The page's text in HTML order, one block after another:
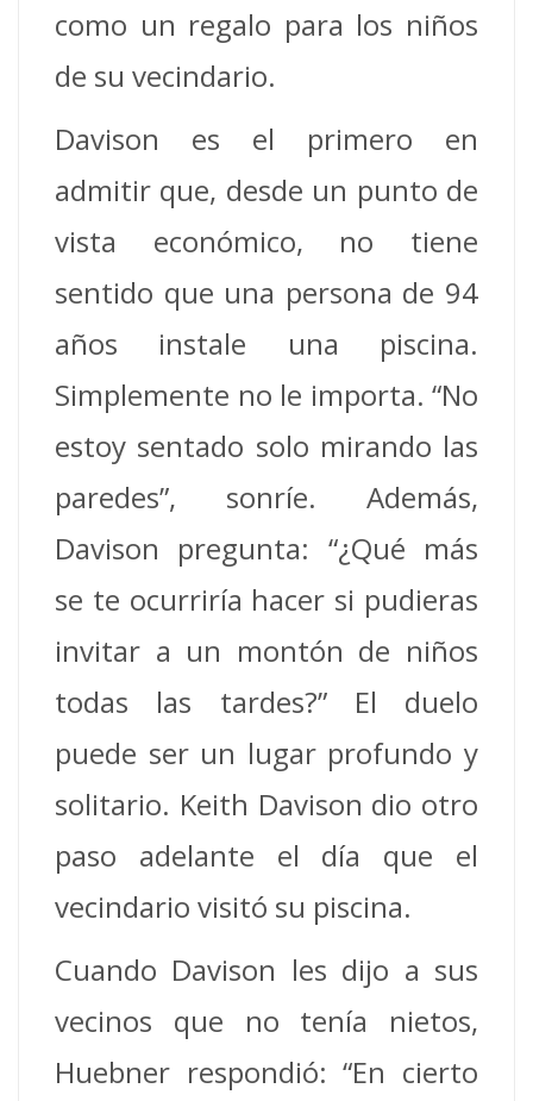
como un regalo para los niños
de su vecindario.
Davison es el primero en
admitir que, desde un punto de
vista económico, no tiene
sentido que una persona de 94
años instale una piscina.
Simplemente no le importa. “No
estoy sentado solo mirando las
paredes”, sonríe. Además,
Davison pregunta: “¿Qué más
se te ocurriría hacer si pudieras
invitar a un montón de niños
todas las tardes?” El duelo
puede ser un lugar profundo y
solitario. Keith Davison dio otro
paso adelante el día que el
vecindario visitó su piscina.
Cuando Davison les dijo a sus
vecinos que no tenía nietos,
Huebner respondió: “En cierto